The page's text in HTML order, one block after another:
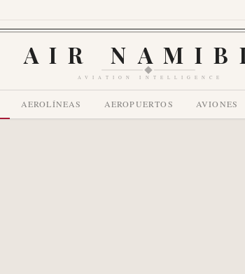
AIR
AVIATION INTELLIGENCE
AEROLÍNEAS AEROPUERTOS AVIONES